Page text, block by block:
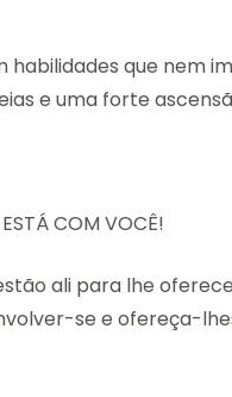
que nem
e uma forte
COM VOCÊ!
ali para lhe
se e ofereça-